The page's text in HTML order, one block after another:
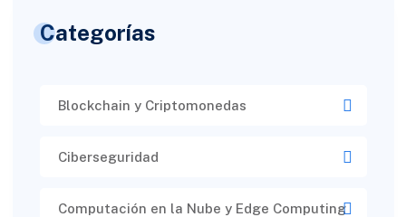
Categorías
Blockchain y Criptomonedas
Ciberseguridad​
Computación en la Nube y Edge Computing